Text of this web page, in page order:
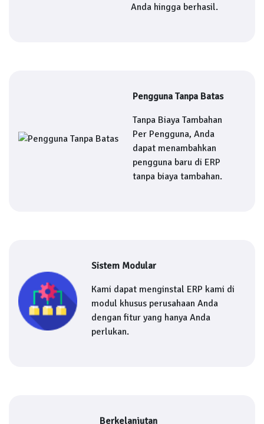
Anda hingga berhasil.
Pengguna Tanpa Batas
Tanpa Biaya Tambahan
Per Pengguna, Anda
dapat menambahkan
pengguna baru di ERP
tanpa biaya tambahan.
Sistem Modular
Kami dapat menginstal ERP kami di
modul khusus perusahaan Anda
dengan fitur yang hanya Anda
perlukan.
Berkelanjutan